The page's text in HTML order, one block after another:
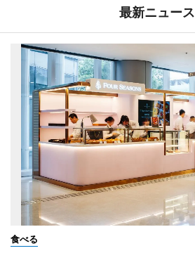
最新ニュース
食べる